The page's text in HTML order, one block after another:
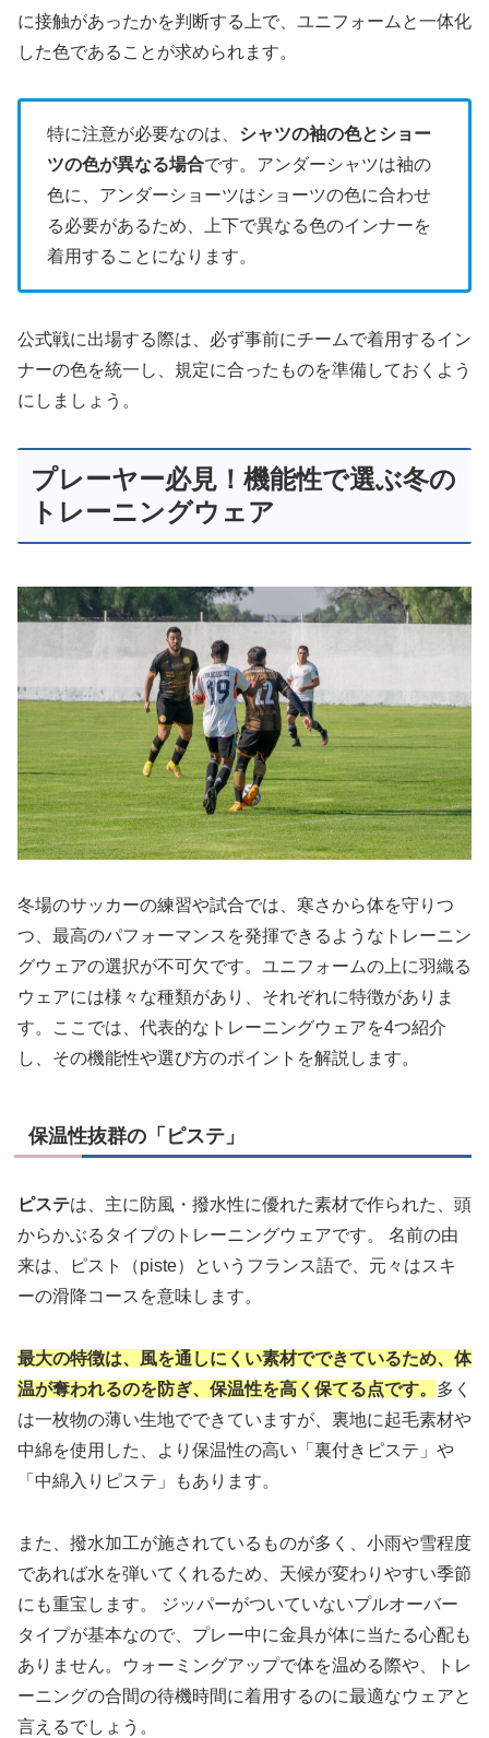
に接触があったかを判断する上で、ユニフォームと一体化
した色であることが求められます。
特に注意が必要なのは、 シャツの袖の色とショー
ツの色が異なる場合です。アンダーシャツは袖の
色に、アンダーショーツはショーツの色に合わせ
る必要があるため、上下で異なる色のインナーを
着用することになります。
公式戦に出場する際は、必ず事前にチームで着用するイン
ナーの色を統一し、規定に合ったものを準備しておくよう
にしましょう。
プレーヤー必見！機能性で選ぶ冬の
トレーニングウェア
冬場のサッカーの練習や試合では、寒さから体を守りつ
つ、最高のパフォーマンスを発揮できるようなトレーニン
グウェアの選択が不可欠です。ユニフォームの上に羽織る
ウェアには様々な種類があり、それぞれに特徴がありま
す。ここでは、代表的なトレーニングウェアを4つ紹介
し、その機能性や選び方のポイントを解説します。
保温性抜群の「ピステ」
ピステは、主に防風・撥水性に優れた素材で作られた、頭
からかぶるタイプのトレーニングウェアです。 名前の由
来は、ピスト（piste）というフランス語で、元々はスキ
ーの滑降コースを意味します。
最大の特徴は、風を通しにくい素材でできているため、体
温が奪われるのを防ぎ、保温性を高く保てる点です。 多く
は一枚物の薄い生地でできていますが、裏地に起毛素材や
中綿を使用した、より保温性の高い「裏付きピステ」や
「中綿入りピステ」もあります。
また、撥水加工が施されているものが多く、小雨や雪程度
であれば水を弾いてくれるため、天候が変わりやすい季節
にも重宝します。 ジッパーがついていないプルオーバー
タイプが基本なので、プレー中に金具が体に当たる心配も
ありません。ウォーミングアップで体を温める際や、トレ
ーニングの合間の待機時間に着用するのに最適なウェアと
言えるでしょう。